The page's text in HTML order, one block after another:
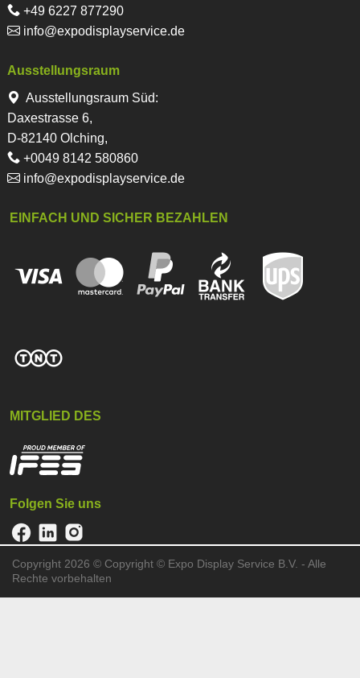
+49 6227 877290
info@expodisplayservice.de
Ausstellungsraum
Ausstellungsraum Süd:
Daxestrasse 6,
D-82140 Olching,
+0049 8142 580860
info@expodisplayservice.de
EINFACH UND SICHER BEZAHLEN
MITGLIED DES
Folgen Sie uns
Copyright 2026 © Copyright © Expo Display Service B.V. - Alle
Rechte vorbehalten